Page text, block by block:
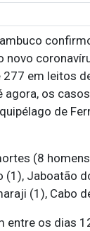
em leitos
agora, os
de
(8
Jaboatão
(1), Cabo
entre os dias